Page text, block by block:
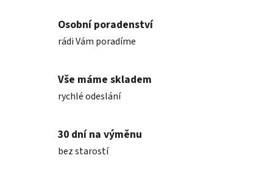
Osobní poradenství
rádi Vám poradíme
Vše máme skladem
rychlé odeslání
30 dní na výměnu
bez starostí